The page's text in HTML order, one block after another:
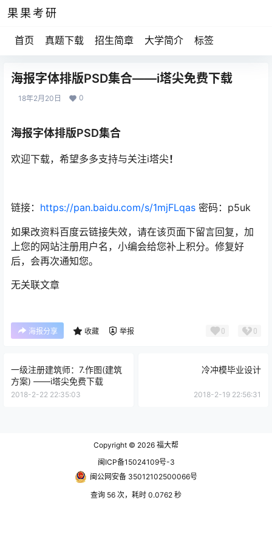
果果考研
首页 真题下载 招生简章 大学简介 标签
海报字体排版PSD集合——i塔尖免费下载
18年2月20日 0
海报字体排版PSD集合
欢迎下载，希望多多支持与关注i塔尖！
链接： https://pan.baidu.com/s/1mjFLqas 密码：p5uk
如果改资料百度云链接失效，请在该页面下留言回复，加
上您的网站注册用户名，小编会给您补上积分。修复好
后，会再次通知您。
无关联文章
海报分享 收藏 举报 0 0
一级注册建筑师：7.作图(建筑
方案) ——i塔尖免费下载
2018-2-22 22:35:03
冷冲模毕业设计
2018-2-19 22:56:31
Copyright © 2026 福大帮
闽ICP备15024109号-3
闽公网安备 35012102500066号
查询 56 次，耗时 0.0762 秒